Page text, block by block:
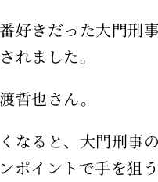
好きだった大門刑
れました。
哲也さん。
なると、大門刑事
ポイントで手を狙